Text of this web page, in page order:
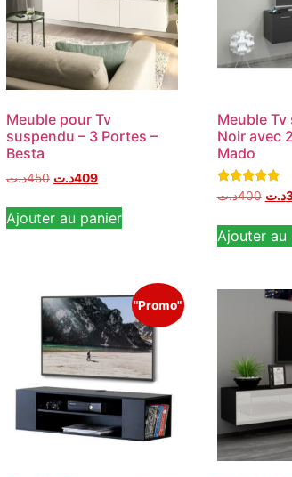
Meuble pour Tv
suspendu – 3 Portes –
Besta
450د.ت 409د.ت
Ajouter au panier
Meuble
Noir avec
Mado
Note
5.00
400د.ت د.ت
Ajouter au
"Promo"